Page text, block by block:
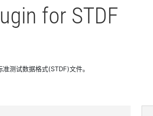
for STDF
测试数据格式(STDF)文件。